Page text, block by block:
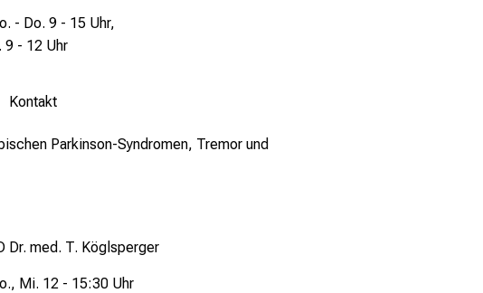
- Do. 9 - 15 Uhr,
9 - 12 Uhr
Kontakt
Parkinson-Syndromen, Tremor und
Dr. med. T. Köglsperger
Mi. 12 - 15:30 Uhr